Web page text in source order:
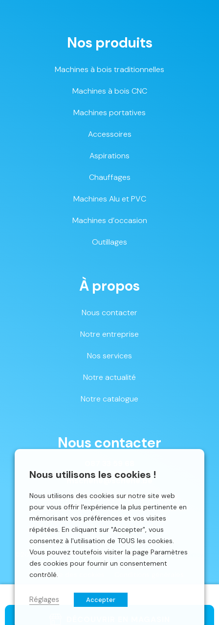
Nous utilisons les cookies !
Nous utilisons des cookies sur notre site web
pour vous offrir l'expérience la plus pertinente en
mémorisant vos préférences et vos visites
répétées. En cliquant sur "Accepter", vous
consentez à l'utilisation de TOUS les cookies.
Vous pouvez toutefois visiter la page Paramètres
des cookies pour fournir un consentement
contrôlé.
Réglages Accepter
Nos produits
Machines à bois traditionnelles
Machines à bois CNC
Machines portatives
Accessoires
Aspirations
Chauffages
Machines Alu et PVC
Machines d’occasion
Outillages
À propos
Nous contacter
Notre entreprise
Nos services
Notre actualité
Notre catalogue
Nous contacter
mschene@schene.be
Avenue du Parc 16 | 4650 CHAINEUX
©2026 Schêne. Site web réalisé parLocalisy Web Agency.
Politique des cookies